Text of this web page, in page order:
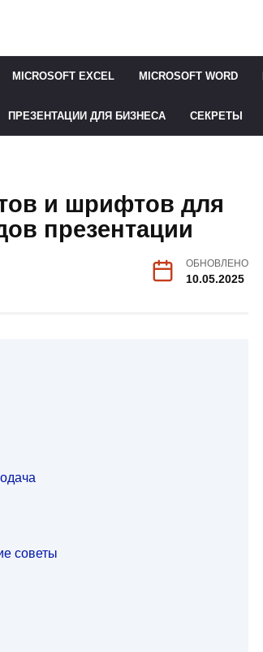
MICROSOFT EXCEL MICROSOFT WORD
ПРЕЗЕНТАЦИИ ДЛЯ БИЗНЕСА СЕКРЕТЫ
и шрифтов для
презентации
ОБНОВЛЕНО
10.05.2025
советы